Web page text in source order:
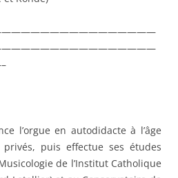
l’orgue en autodidacte à l’âge
puis effectue ses études
de l’Institut Catholique